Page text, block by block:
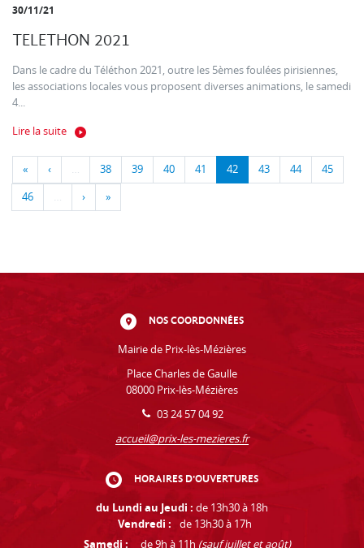
30/11/21
TELETHON 2021
Dans le cadre du Téléthon 2021, outre les 5èmes foulées pirisiennes,
les associations locales vous proposent diverses animations, le samedi
4...
Lire la suite
« ‹ … 38 39 40 41 42 43 44 45
46 … › »
NOS COORDONNÉES
Mairie de Prix-lès-Mézières
Place Charles de Gaulle
08000 Prix-lès-Mézières
03 24 57 04 92
accueil@prix-les-mezieres.fr
HORAIRES D'OUVERTURES
du Lundi au Jeudi : de 13h30 à 18h
Vendredi :
de 13h30 à 17h
Samedi :
de 9h à 11h (sauf juillet et août)